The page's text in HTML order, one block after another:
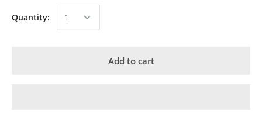
Quantity:
Add to cart